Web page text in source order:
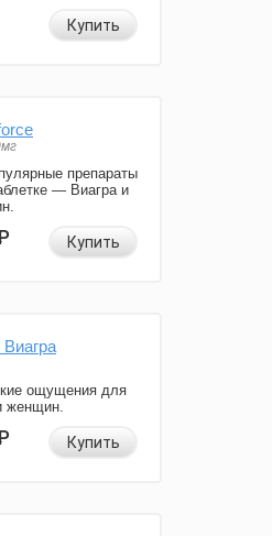
Купить
препараты
— Виагра и
Купить
ощущения для
женщин.
Купить